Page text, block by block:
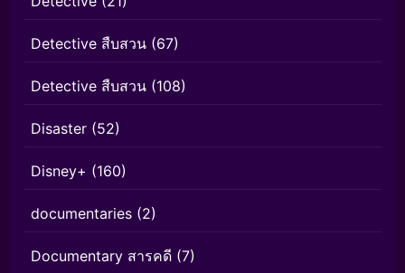
Detective สืบสวน (67)
Detective สืบสวน (108)
Disaster (52)
Disney+ (160)
documentaries (2)
Documentary สารคดี (7)